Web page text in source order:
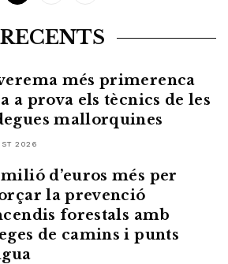
més primerenca
a prova els tècnics de les
mallorquines
2026
d’euros més per
la prevenció
forestals amb
de camins i punts